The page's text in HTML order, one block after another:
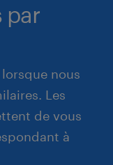
par
nous
Les
de vous
à